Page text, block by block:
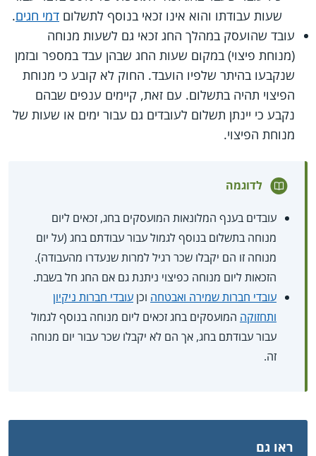
שעות עבודתו והוא אינו זכאי בנוסף לתשלום דמי חגים.
עובד שהועסק במהלך החג זכאי גם לשעות מנוחה
(מנוחת פיצוי) במקום שעות החג שבהן עבד במספר ובזמן
שנקבעו בהיתר שלפיו הועבד. החוק לא קובע כי מנוחת
הפיצוי תהיה בתשלום. עם זאת, קיימים ענפים שבהם
נקבע כי יינתן תשלום לעובדים גם עבור ימים או שעות של
מנוחת הפיצוי.
לדוגמה
עובדים בענף המלונאות המועסקים בחג, זכאים ליום
מנוחה בתשלום בנוסף לגמול עבור עבודתם בחג (על יום
מנוחה זו הם יקבלו שכר רגיל למרות שנעדרו מהעבודה).
הזכאות ליום מנוחה כפיצוי ניתנת גם אם החג חל בשבת.
עובדי חברות שמירה ואבטחה וכן עובדי חברות ניקיון
ותחזוקה המועסקים בחג זכאים ליום מנוחה בנוסף לגמול
עבור עבודתם בחג, אך הם לא יקבלו שכר עבור יום מנוחה
זה.
ראו גם